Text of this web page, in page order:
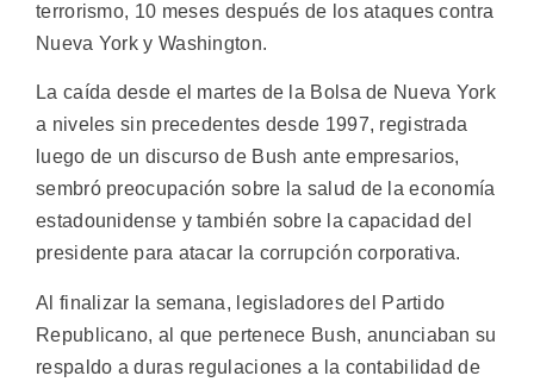
terrorismo, 10 meses después de los ataques contra
Nueva York y Washington.
La caída desde el martes de la Bolsa de Nueva York
a niveles sin precedentes desde 1997, registrada
luego de un discurso de Bush ante empresarios,
sembró preocupación sobre la salud de la economía
estadounidense y también sobre la capacidad del
presidente para atacar la corrupción corporativa.
Al finalizar la semana, legisladores del Partido
Republicano, al que pertenece Bush, anunciaban su
respaldo a duras regulaciones a la contabilidad de